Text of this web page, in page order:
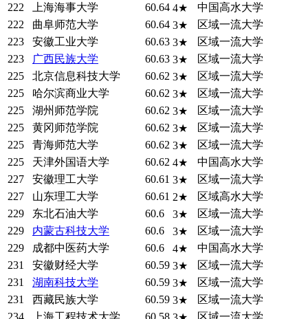
222
上海海事大学 60.64 4★
中国高水大学
222
曲阜师范大学 60.64 3★
区域一流大学
223
安徽工业大学 60.63 3★
区域一流大学
223
广西民族大学 60.63 3★
区域一流大学
225
北京信息科技大学 60.62 3★
区域一流大学
225
哈尔滨商业大学 60.62 3★
区域一流大学
225
湖州师范学院 60.62 3★
区域一流大学
225
黄冈师范学院 60.62 3★
区域一流大学
225
青海师范大学 60.62 3★
区域一流大学
225
天津外国语大学 60.62 4★
中国高水大学
227
安徽理工大学 60.61 3★
区域一流大学
227
山东理工大学 60.61 2★
区域高水大学
229
东北石油大学 60.6 3★
区域一流大学
229
内蒙古科技大学 60.6 3★
区域一流大学
229
成都中医药大学 60.6 4★
中国高水大学
231
安徽财经大学 60.59 3★
区域一流大学
231
湖南科技大学 60.59 3★
区域一流大学
231
西藏民族大学 60.59 3★
区域一流大学
234
上海工程技术大学 60.58 区域一流大学